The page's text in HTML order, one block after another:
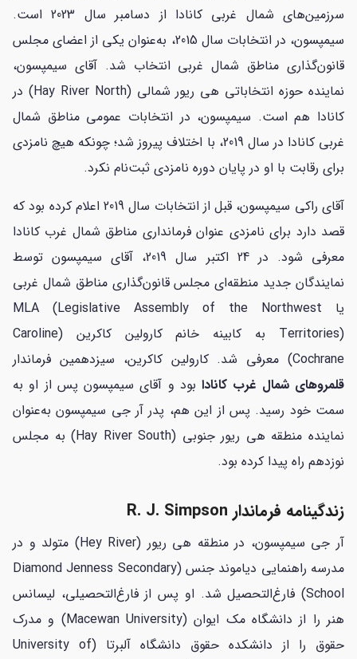
سرزمین‌های شمال غربی کانادا از دسامبر سال 2023 است.
سیمپسون، در انتخابات سال 2015، به‌عنوان یکی از اعضای مجلس
قانون‌گذاری مناطق شمال غربی انتخاب شد. آقای سیمپسون،
نماینده حوزه انتخاباتی هی ریور شمالی (Hay River North) در
کانادا هم است. سیمپسون، در انتخابات عمومی مناطق شمال
غربی کانادا در سال 2019، با اختلاف پیروز شد؛ چونکه هیچ نامزدی
برای رقابت با او در پایان دوره نامزدی ثبت‌نام نکرد.
آقای راکی سیمپسون، قبل از انتخابات سال 2019 اعلام کرده بود که
قصد دارد برای نامزدی عنوان فرمانداری مناطق شمال غرب کانادا
معرفی شود. در 24 اکتبر سال 2019، آقای سیمپسون توسط
نمایندگان جدید منطقه‌ای مجلس قانون‌گذاری مناطق شمال غربی
یا MLA (Legislative Assembly of the Northwest
Territories) به کابینه خانم کارولین کاکرین (Caroline
Cochrane) معرفی شد. کارولین کاکرین، سیزدهمین فرماندار
قلمروهای شمال غرب کانادا بود و آقای سیمپسون پس از او به
سمت خود رسید. پس از این هم، پدر آر جی سیمپسون به‌عنوان
نماینده منطقه هی ریور جنوبی (Hay River South) به مجلس
نوزدهم راه پیدا کرده بود.
زندگینامه فرماندار R. J. Simpson
آر جی سیمپسون، در منطقه هی ریور (Hey River) متولد و در
مدرسه راهنمایی دیاموند جنس (Diamond Jenness Secondary
School) فارغ‌التحصیل شد. او پس از فارغ‌التحصیلی، لیسانس
هنر را از دانشگاه مک ایوان (Macewan University) و مدرک
حقوق را از دانشکده حقوق دانشگاه آلبرتا (University of